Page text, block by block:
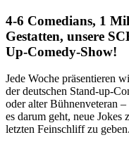
4-6 Comedians, 1
Gestatten, unsere
Up-Comedy-Show!
Jede Woche präsentieren
der deutschen Stand-up-
oder alter Bühnenveteran
es darum geht, neue Jokes
letzten Feinschliff zu geben.